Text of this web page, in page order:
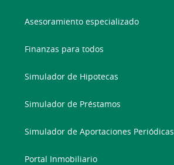
Asesoramiento especializado
Finanzas para todos
Simulador de Hipotecas
Simulador de Préstamos
Simulador de Aportaciones Periódicas
Portal Inmobiliario